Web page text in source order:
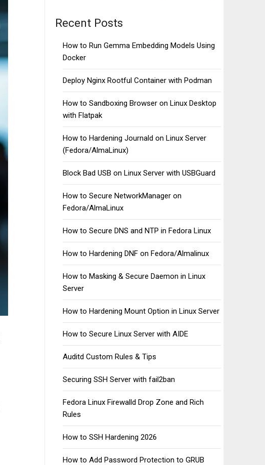
Recent Posts
How to Run Gemma Embedding Models Using
Docker
Deploy Nginx Rootful Container with Podman
How to Sandboxing Browser on Linux Desktop
with Flatpak
How to Hardening Journald on Linux Server
(Fedora/AlmaLinux)
Block Bad USB on Linux Server with USBGuard
How to Secure NetworkManager on
Fedora/AlmaLinux
How to Secure DNS and NTP in Fedora Linux
How to Hardening DNF on Fedora/Almalinux
How to Masking & Secure Daemon in Linux
Server
How to Hardening Mount Option in Linux Server
How to Secure Linux Server with AIDE
Auditd Custom Rules & Tips
Securing SSH Server with fail2ban
Fedora Linux Firewalld Drop Zone and Rich
Rules
How to SSH Hardening 2026
How to Add Password Protection to GRUB